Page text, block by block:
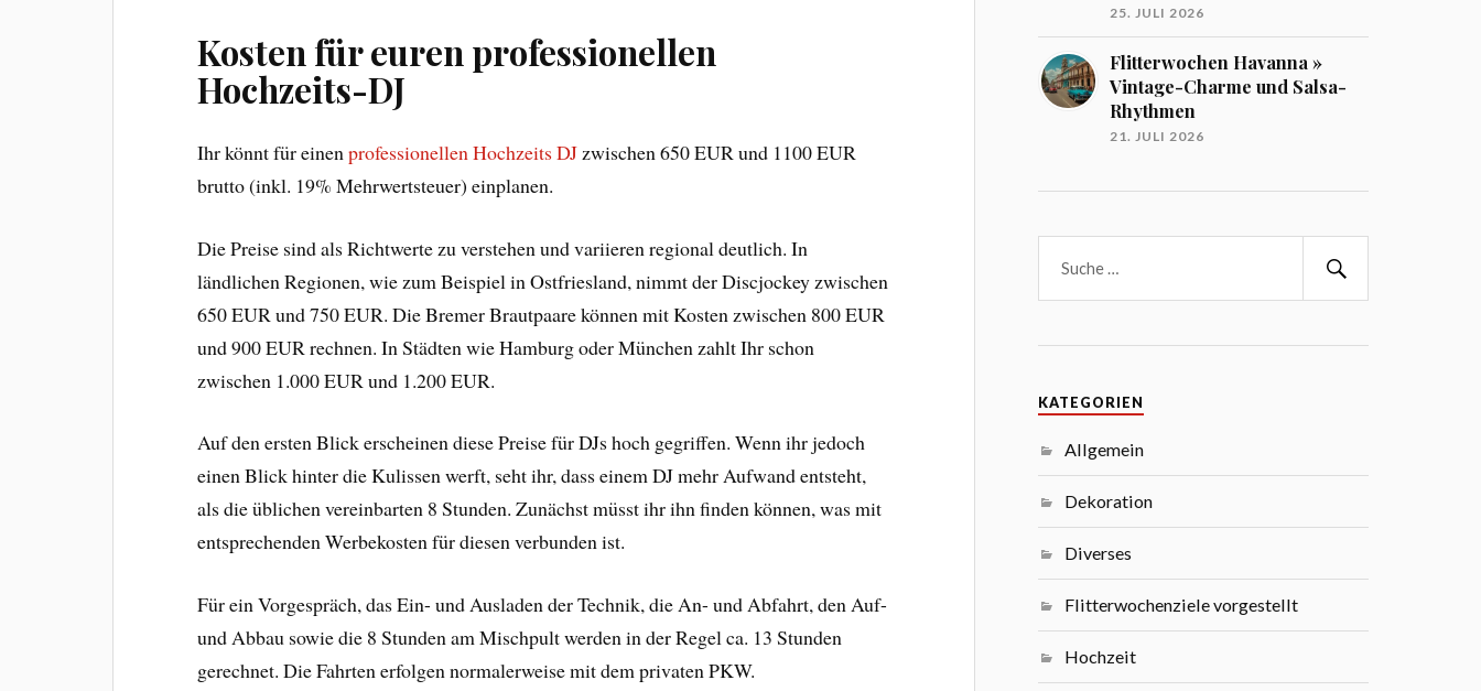
Kosten für euren professionellen
Hochzeits-DJ
Ihr könnt für einenprofessionellen Hochzeits DJ zwischen 650 EUR und 1100 EUR
brutto (inkl. 19% Mehrwertsteuer) einplanen.
Die Preise sind als Richtwerte zu verstehen und variieren regional deutlich. In
ländlichen Regionen, wie zum Beispiel in Ostfriesland, nimmt der Discjockey zwischen
650 EUR und 750 EUR. Die Bremer Brautpaare können mit Kosten zwischen 800 EUR
und 900 EUR rechnen. In Städten wie Hamburg oder München zahlt Ihr schon
zwischen 1.000 EUR und 1.200 EUR.
Auf den ersten Blick erscheinen diese Preise für DJs hoch gegriffen. Wenn ihr jedoch
einen Blick hinter die Kulissen werft, seht ihr, dass einem DJ mehr Aufwand entsteht,
als die üblichen vereinbarten 8 Stunden. Zunächst müsst ihr ihn finden können, was mit
entsprechenden Werbekosten für diesen verbunden ist.
Für ein Vorgespräch, das Ein- und Ausladen der Technik, die An- und Abfahrt, den Auf-
und Abbau sowie die 8 Stunden am Mischpult werden in der Regel ca. 13 Stunden
gerechnet. Die Fahrten erfolgen normalerweise mit dem privaten PKW.
25. JULI 2026
Flitterwochen Havanna »
Vintage-Charme und Salsa-
Rhythmen
21. JULI 2026
KATEGORIEN
Allgemein
Dekoration
Diverses
Flitterwochenziele vorgestellt
Hochzeit